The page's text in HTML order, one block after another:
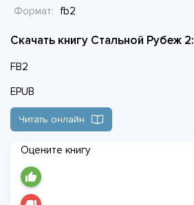
Формат:
fb2
Скачать книгу Стальной Рубеж 2:
FB2
EPUB
Читать онлайн
Оцените книгу